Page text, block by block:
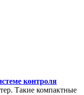
контроля
Такие компактные